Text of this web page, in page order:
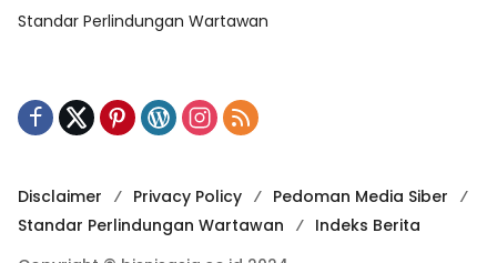
Standar Perlindungan Wartawan
Disclaimer Privacy Policy
Pedoman Media Siber
Standar Perlindungan Wartawan
Indeks Berita